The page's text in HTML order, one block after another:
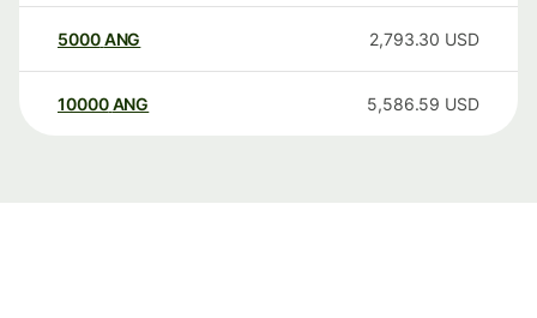
5000ANG 2,793.30 USD
10000 ANG 5,586.59 USD